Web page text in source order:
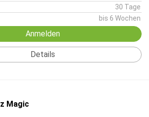
30 Tage
bis 6 Wochen
Anmelden
Details
Magic